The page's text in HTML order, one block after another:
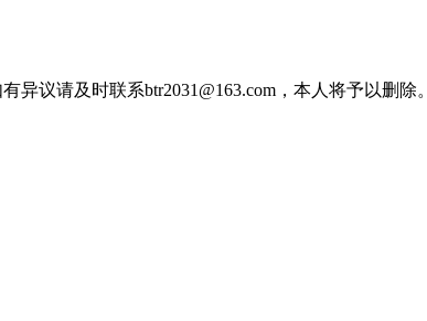
议请及时联系btr2031@163.com，本人将予以删除。